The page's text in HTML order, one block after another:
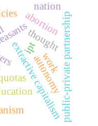
extractive capitalismpublic-private partnership
ipt
abortion
autonomy
work
thought
nation